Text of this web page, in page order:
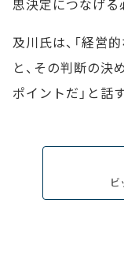
思決定につなげる
及川氏は、「経営
と、その判断の決
ポイントだ」と話す
ビ